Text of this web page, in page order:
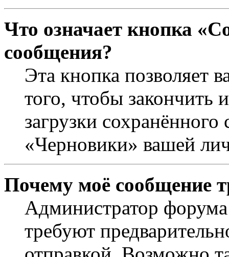
Что означает кнопка
сообщения?
Эта кнопка позволяет
того, чтобы закончить
загрузки
«Черновики» вашей
Почему моё сообщение
Администратор
требуют